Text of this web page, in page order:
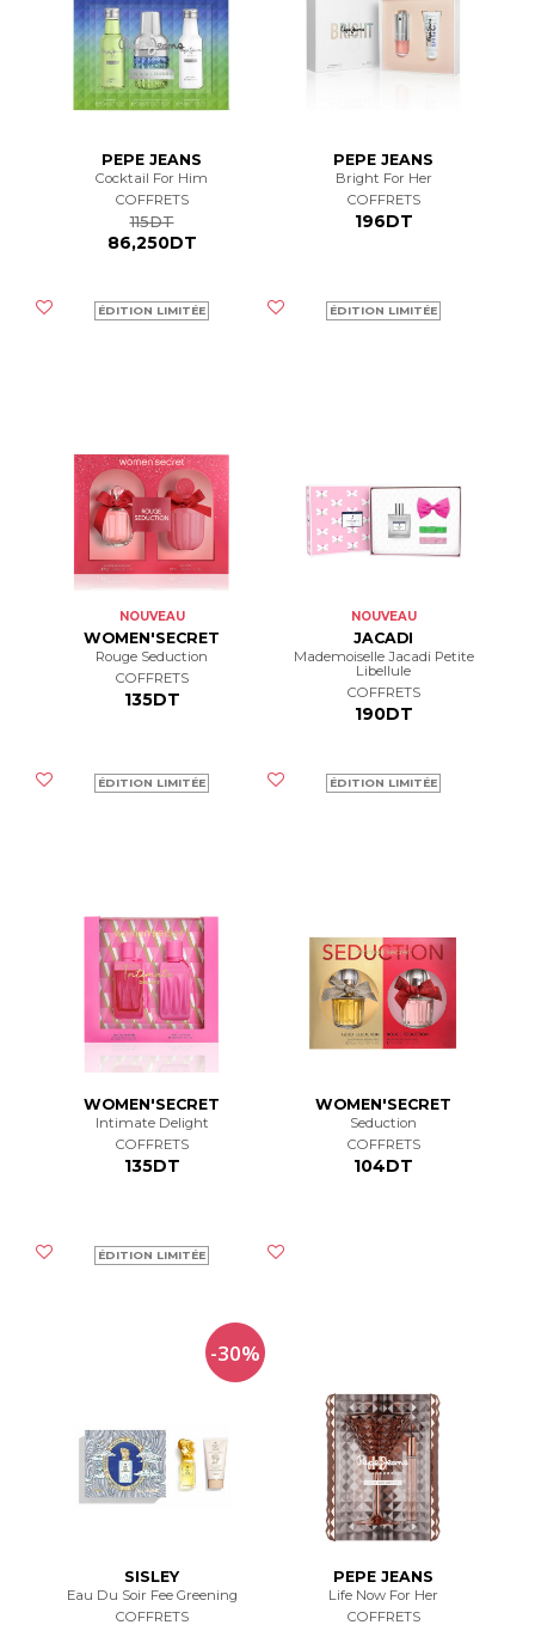
PEPE JEANS
Cocktail For Him
COFFRETS
115DT
86,250DT
ÉDITION LIMITÉE
PEPE JEANS
Bright For Her
COFFRETS
196DT
ÉDITION LIMITÉE
NOUVEAU
WOMEN'SECRET
Rouge Seduction
COFFRETS
135DT
ÉDITION LIMITÉE
NOUVEAU
JACADI
Mademoiselle Jacadi Petite
Libellule
COFFRETS
190DT
ÉDITION LIMITÉE
WOMEN'SECRET
Intimate Delight
COFFRETS
135DT
ÉDITION LIMITÉE
WOMEN'SECRET
Seduction
COFFRETS
104DT
-30%
SISLEY
Eau Du Soir Fee Greening
COFFRETS
PEPE JEANS
Life Now For Her
COFFRETS